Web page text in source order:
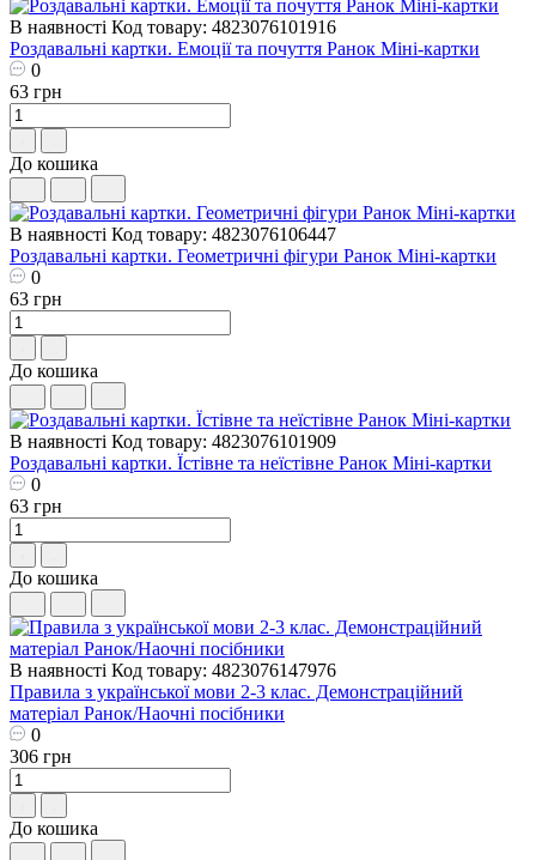
В наявності Код товару: 4823076101916
Роздавальні картки. Емоції та почуття Ранок Міні-картки
0
63 грн
До кошика
В наявності Код товару: 4823076106447
Роздавальні картки. Геометричнi фiгури Ранок Міні-картки
0
63 грн
До кошика
В наявності Код товару: 4823076101909
Роздавальні картки. Їстівне та неїстівне Ранок Міні-картки
0
63 грн
До кошика
В наявності Код товару: 4823076147976
Правила з української мови 2-3 клас. Демонстраційний
матеріал Ранок/Наочні посібники
0
306 грн
До кошика